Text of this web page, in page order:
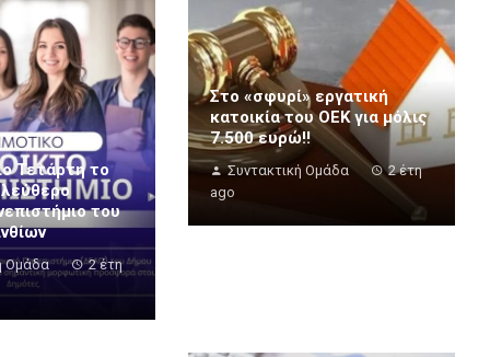
Τετάρτη το
του
Ομάδα 2 έτη
Στο «σφυρί» εργατική
κατοικία του ΟΕΚ για μόλις
7.500 ευρώ!!
Συντακτική Ομάδα
2 έτη
ago